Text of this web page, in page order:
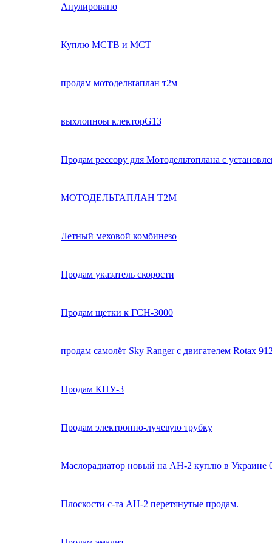
Анулировано
Куплю МСТВ и МСТ
продам мотодельтаплан т2м
выхлопноы клекторG13
Продам рессору для Мотодельтоплана с
МОТОДЕЛЬТАПЛАН Т2М
Летный меховой комбинезо
Продам указатель скорости
Продам щетки к ГСН-3000
продам самолёт Sky Ranger с двигателем Rotax
Продам КПУ-3
Продам электронно-лучевую трубку
Маслорадиатор новый на АН-2 куплю в Украине
Плоскости с-та АН-2 перетянутые продам.